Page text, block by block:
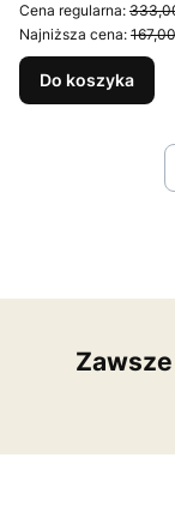
Cena regularna:
Najniższa cena:
Do koszyka